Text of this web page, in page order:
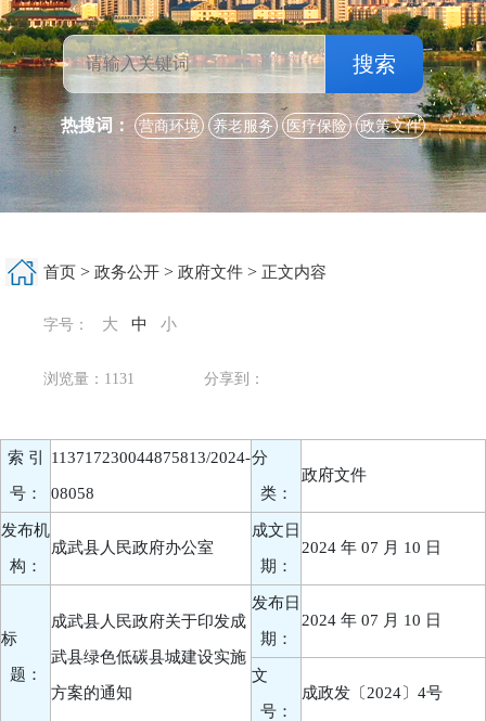
搜索
热搜词： 营商环境 养老服务 医疗保险 政策文件
首页 > 政务公开 > 政府文件 > 正文内容
字号： 大 中 小
浏览量： 1131 分享到：
索 引
号：
113717230044875813/2024-
08058
分
类：
政府文件
发布机
构：
成武县人民政府办公室
成文日
期：
2024 年 07 月 10 日
标
题：
成武县人民政府关于印发成
武县绿色低碳县城建设实施
方案的通知
发布日
期：
2024 年 07 月 10 日
文
号：
成政发〔2024〕4号